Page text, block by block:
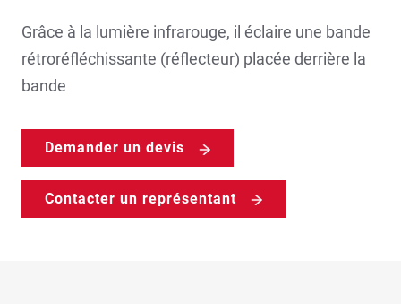
Grâce à la lumière infrarouge, il éclaire une bande
rétroréfléchissante (réflecteur) placée derrière la
bande
Demander un devis
Contacter un représentant